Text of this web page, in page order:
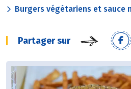
Burgers végétariens et sauce
Partager sur